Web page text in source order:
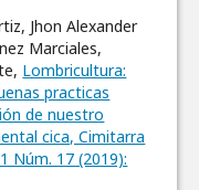
Jhon Alexander
Marciales,
Lombricultura:
practicas
de nuestro
cica, Cimitarra
Núm. 17 (2019):